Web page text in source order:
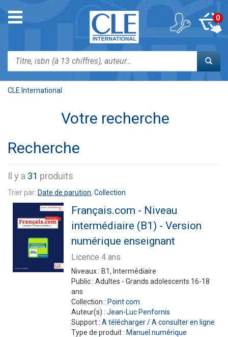
contenu
Toggle
navigation
Rechercher
0
CLE International
Votre recherche
Recherche
Il y a 31 produits
Trier par: Date de parution, Collection
Français.com - Niveau
intermédiaire (B1) - Version
numérique enseignant
Licence 4 ans
Niveaux : B1, Intermédiaire
Public : Adultes - Grands adolescents 16-18
ans
Collection : Point com
Auteur(s) : Jean-Luc Penfornis
Support : A télécharger / A consulter en ligne
Type de produit : Manuel numérique